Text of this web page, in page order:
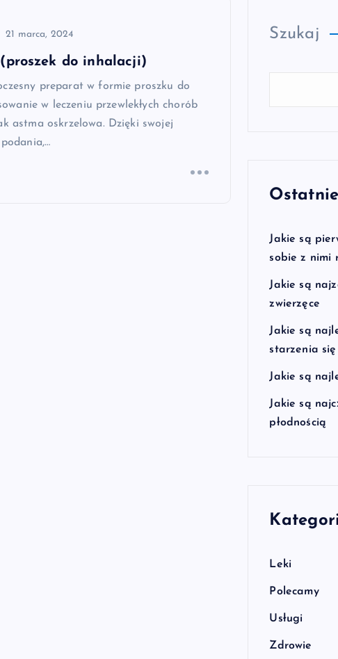
21 marca, 2024
do inhalacji)
preparat w formie proszku do
w leczeniu przewlekłych chorób
astma oskrzelowa. Dzięki swojej
Szukaj
Jakie są
sobie z nimi
Jakie są
zwierzęce
Jakie są
starzenia się
Jakie są
Jakie są
płodnością
Leki
Polecamy
Usługi
Zdrowie